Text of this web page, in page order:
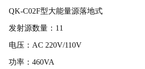
QK-C02F型大能量源落地式
发射源数量：11
电压：AC 220V/110V
功率：460VA